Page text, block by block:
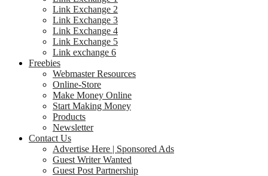
Link Exchange 2
Link Exchange 3
Link Exchange 4
Link Exchange 5
Link exchange 6
Freebies
Webmaster Resources
Online-Store
Make Money Online
Start Making Money
Products
Newsletter
Contact Us
Advertise Here | Sponsored Ads
Guest Writer Wanted
Guest Post Partnership